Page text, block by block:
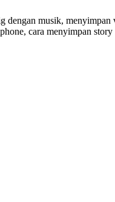
musik,
cara menyimpan